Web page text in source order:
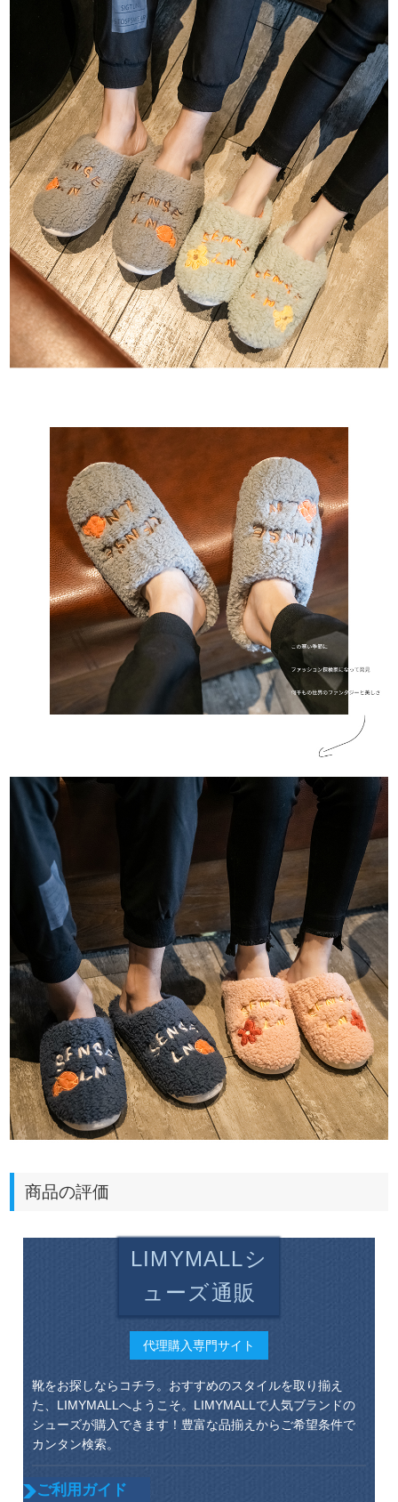
商品の評価
LIMYMALLシ
ューズ通販
代理購入専門サイト
靴をお探しならコチラ。おすすめのスタイルを取り揃え
た、LIMYMALLへようこそ。LIMYMALLで人気ブランドの
シューズが購入できます！豊富な品揃えからご希望条件で
カンタン検索。
ご利用ガイド